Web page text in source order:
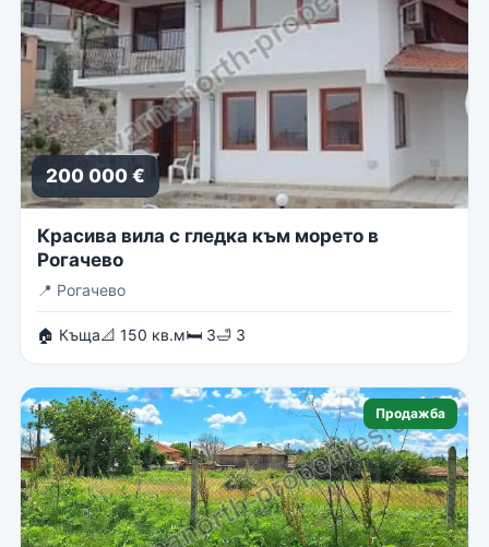
200 000 €
Красива вила с гледка към морето в
Рогачево
📍 Рогачево
🏠 Къща📐 150 кв.м🛏 3🛁 3
Продажба